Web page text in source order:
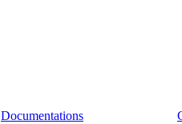
Documentations